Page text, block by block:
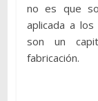
no es que
aplicada a
son un
fabricación.